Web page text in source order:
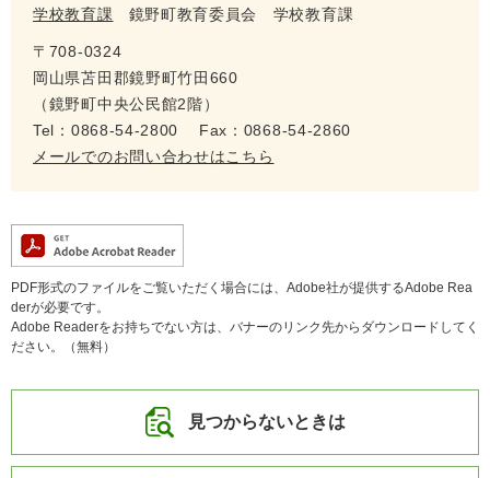
学校教育課 鏡野町教育委員会 学校教育課
〒708-0324
岡山県苫田郡鏡野町竹田660
（鏡野町中央公民館2階）
Tel：0868-54-2800
Fax：0868-54-2860
メールでのお問い合わせはこちら
PDF形式のファイルをご覧いただく場合には、Adobe社が提供するAdobe Rea
derが必要です。
Adobe Readerをお持ちでない方は、バナーのリンク先からダウンロードしてく
ださい。（無料）
見つからないときは